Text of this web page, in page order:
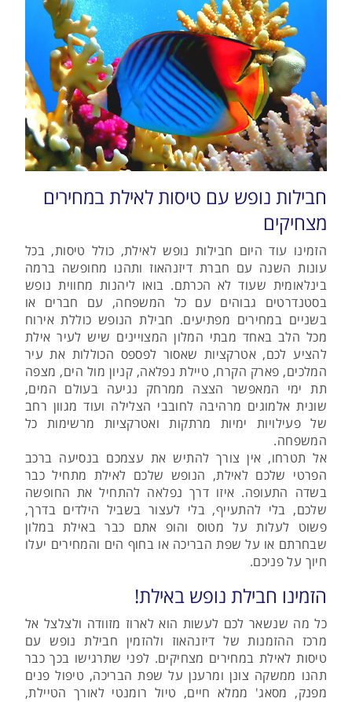
חבילות נופש עם טיסות לאילת במחירים
מצחיקים
הזמינו עוד היום חבילות נופש לאילת, כולל טיסות, בכל
עונות השנה עם חברת דיזנהאוז ותהנו מחופשה ברמה
בינלאומית שעוד לא הכרתם. בואו ליהנות מחווית נופש
בסטנדרטים גבוהים עם כל המשפחה, עם חברים או
בשניים במחירים מפתיעים. חבילת הנופש כוללת אירוח
מכל הלב באחד מבתי המלון המצויינים שיש לעיר אילת
להציע לכם, אטרקציות שאסור לפספס הכוללות את עיר
המלכים, פארק הקרח, טיילת נפלאה, קניון מול הים, מצפה
תת ימי המאפשר הצצה ממרחק נגיעה בעולם המים,
שונית אלמוגים מרהיבה לחובבי הצלילה ועוד מגוון רחב
של פעילויות ימיות מרתקות ואטרקציות מרשימות כל
המשפחה.
אל תטרחו, אין צורך להתיש את עצמכם בנסיעה ברכב
הפרטי שלכם לאילת, הנופש שלכם לאילת מתחיל כבר
בשדה התעופה. איזו דרך נפלאה להתחיל את החופשה
שלכם, בלי להתעייף, בלי לעצור בשביל הילדים בדרך,
פשוט לעלות על מטוס והופ אתם כבר באילת במלון
שבחרתם או על שפת הבריכה או בחוף הים והמחירים יעלו
חיוך על פניכם.
הזמינו חבילת נופש באילת!
כל מה שנשאר לכם לעשות הוא לארוז מזוודה ולצלצל אל
מרכז ההזמנות של דיזנהאוז ולהזמין חבילת נופש עם
טיסות לאילת במחירים מצחיקים. לפני שתרגישו בכך כבר
תהנו ממשקה צונן ומרענן על שפת הבריכה, טיפול פנים
מפנק, מסאג' ממלא חיים, טיול רומנטי לאורך הטיילת,